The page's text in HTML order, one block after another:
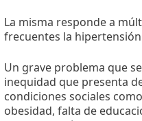
La misma responde a
frecuentes la
Un grave problema que
inequidad que presenta
condiciones sociales
obesidad, falta de